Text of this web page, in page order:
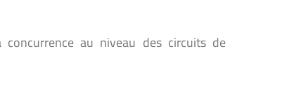
au niveau des circuits de